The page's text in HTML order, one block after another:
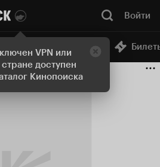
VPN или
доступен
Кинопоиска
Войти
Онлайн-кинотеатр